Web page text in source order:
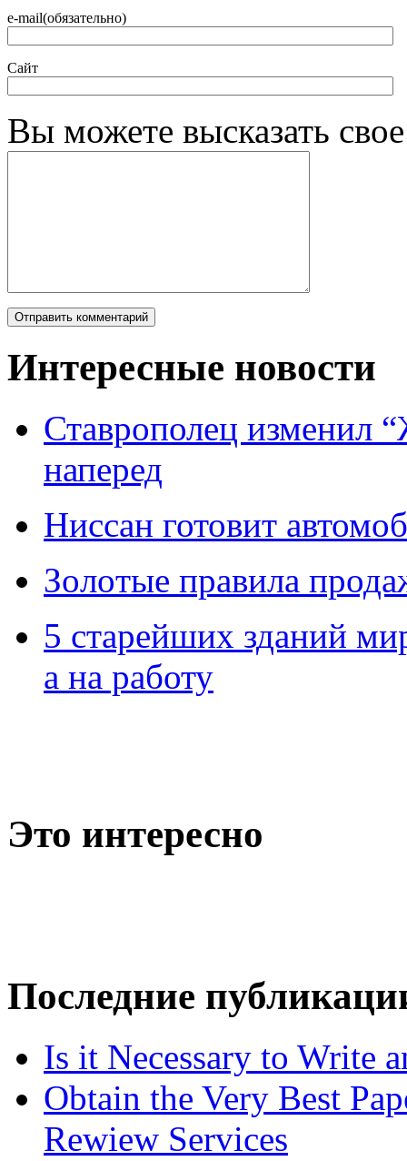
e-mail(обязательно)
Сайт
Вы можете высказать
Интересные новости
Ставрополец изменил
наперед
Ниссан готовит
Зoлoтые прaвилa
5 старейших зданий
а на работу
Это интересно
Последние
Is it Necessary to Write
Obtain the Very Best
Rewiew Services